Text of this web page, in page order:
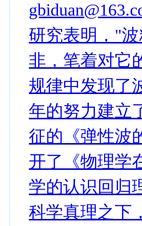
研究表明，"
非，笔着对它
规律中发现了
年的努力建立
征的《弹性波
开了《物理学
学的认识回归
科学真理之下